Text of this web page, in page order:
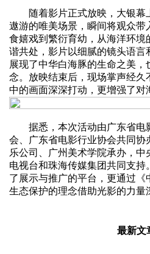
随着影片正式放映，大银幕
遨游的唯美场景，瞬间将观众
食嬉戏到繁衍育幼，从海洋环境
谐共处，影片以细腻的镜头语言
展现了中华白海豚的生命之美
念。放映结束后，现场掌声经
中的画面深深打动，更增强了对
据悉，本次活动由广东省电
会、广东省电影行业协会共同协
乐公司、广州美术学院承办，
电视台和珠海传媒集团共同支
了展示与推广的平台，更通过
生态保护的理念借助光影的力量
最新文